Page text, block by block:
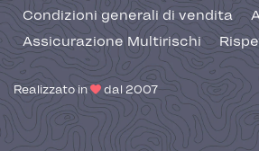
Condizioni generali di vendita
Assicurazione Multirischi
Realizzato in dal 2007